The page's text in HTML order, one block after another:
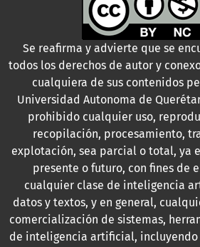
Se reafirma y advierte que se
todos los derechos de autor y
cualquiera de sus contenidos
Universidad Autonoma de
prohibido cualquier uso,
recopilación, procesamiento,
explotación, sea parcial o total, ya
presente o futuro, con fines de
cualquier clase de inteligencia
datos y textos, y en general,
comercialización de sistemas,
de inteligencia artificial,